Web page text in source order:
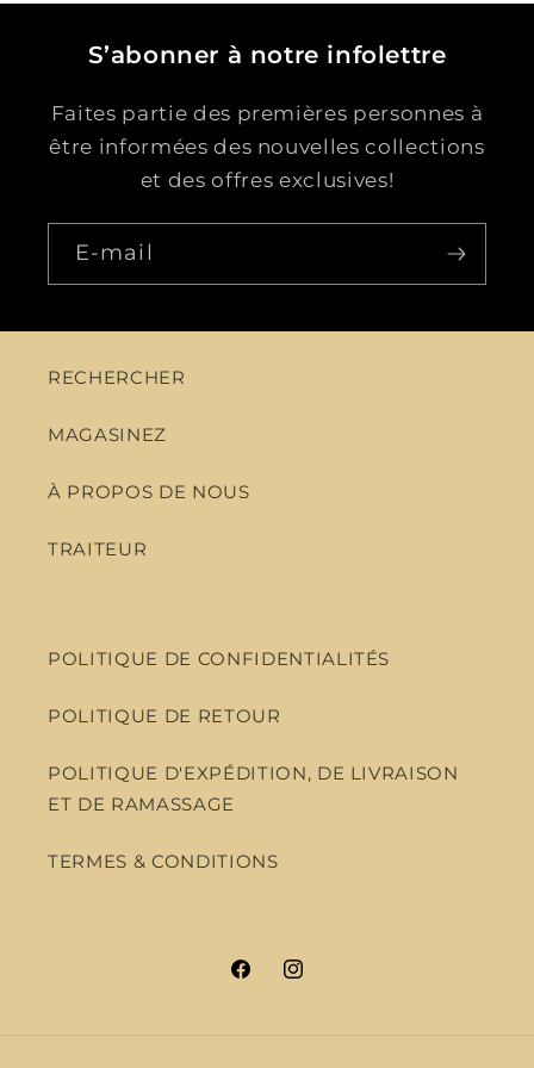
S’abonner à notre infolettre
Faites partie des premières personnes à
être informées des nouvelles collections
et des offres exclusives!
E-mail
RECHERCHER
MAGASINEZ
À PROPOS DE NOUS
TRAITEUR
POLITIQUE DE CONFIDENTIALITÉS
POLITIQUE DE RETOUR
POLITIQUE D'EXPÉDITION, DE LIVRAISON
ET DE RAMASSAGE
TERMES & CONDITIONS
FacebookInstagram